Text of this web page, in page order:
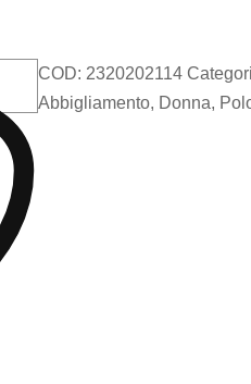
COD: 2320202114
Abbigliamento, Donna,